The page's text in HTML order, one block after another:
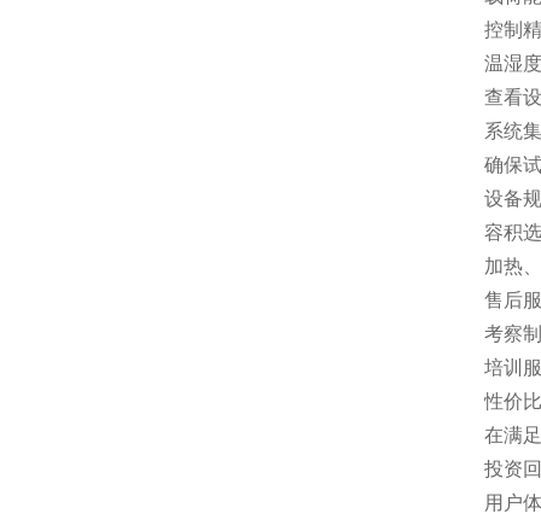
控制
温湿
查看
系统
确保
设备
容积
加热
售后
考察
培训
性价
在满
投资
用户